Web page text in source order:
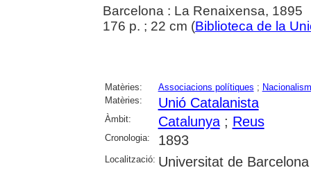
Barcelona : La Renaixensa, 1895
176 p. ; 22 cm (Biblioteca de la
Matèries: Associacions polítiques ;
Matèries:
Unió Catalanista
Àmbit: Catalunya; Reus
Cronologia: 1893
Localització: Universitat de Barcelona